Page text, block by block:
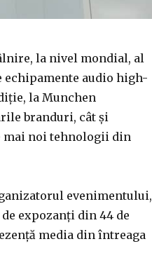
la nivel mondial, al
audio high-
la Munchen
branduri, cât și
mai noi tehnologii din
evenimentului,
expozanți din 44 de
media din întreaga